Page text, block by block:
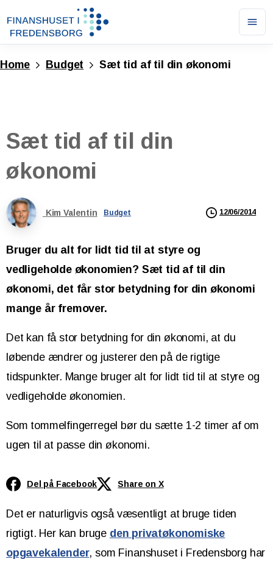
Home
Budget Sæt tid af til din økonomi
Sæt tid af til din
økonomi
Kim Valentin Budget 12/06/2014
Bruger du alt for lidt tid til at styre og
vedligeholde økonomien? Sæt tid af til din
økonomi, det får stor betydning for din økonomi
mange år fremover.
Det kan få stor betydning for din økonomi, at du
løbende ændrer og justerer den på de rigtige
tidspunkter. Mange bruger alt for lidt tid til at styre og
vedligeholde økonomien.
Som tommelfingerregel bør du sætte 1-2 timer af om
ugen til at passe din økonomi.
Del på Facebook Share on X
Det er naturligvis også væsentligt at bruge tiden
rigtigt. Her kan bruge den privatøkonomiske
opgavekalender, som Finanshuset i Fredensborg har